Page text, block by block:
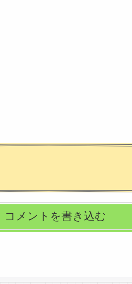
コメントを書き込む